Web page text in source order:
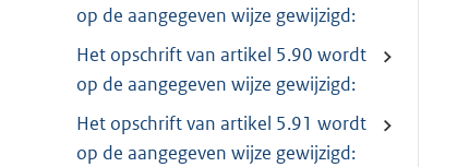
op de aangegeven wijze gewijzigd:
Het opschrift van artikel 5.90 wordt
op de aangegeven wijze gewijzigd:
Het opschrift van artikel 5.91 wordt
op de aangegeven wijze gewijzigd: